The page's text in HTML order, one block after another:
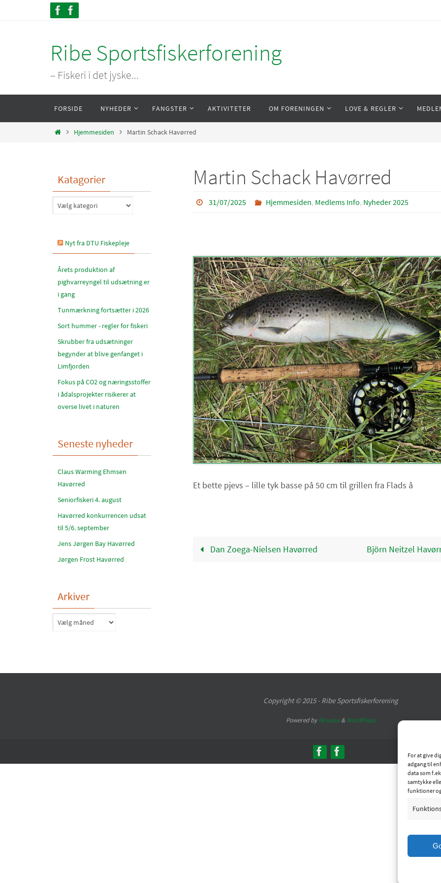
For at give
adgang til
data som
samtykke
funktioner
Ribe Sportsfiskerforening
– Fiskeri i det jyske...
content
FORSIDE NYHEDER FANGSTER AKTIVITETER OM FORENINGEN LOVE & REGLER
HomeHjemmesiden Martin Schack Havørred
Martin Schack Havørred
31/07/2025 Hjemmesiden, Medlems Info, Nyheder 2025
Et bette pjevs – lille tyk basse på 50 cm til grillen fra Flads å
Dan Zoega-Nielsen Havørred Björn Neitzel
Katagorier
Katagorier
Nyt fra DTU Fiskepleje
Årets produktion af
pighvarreyngel til udsætning er
i gang
Tunmærkning fortsætter i 2026
Sort hummer - regler for fiskeri
Skrubber fra udsætninger
begynder at blive genfanget i
Limfjorden
Fokus på CO2 og næringsstoffer
i ådalsprojekter risikerer at
overse livet i naturen
Seneste nyheder
Claus Warming Ehmsen
Havørred
Seniorfiskeri 4. august
Havørred konkurrencen udsat
til 5/6. september
Jens Jørgen Bay Havørred
Jørgen Frost Havørred
Arkiver
Arkiver
Copyright © 2015 - Ribe Sportsfiskerforening
Powered byNirvana& WordPress.